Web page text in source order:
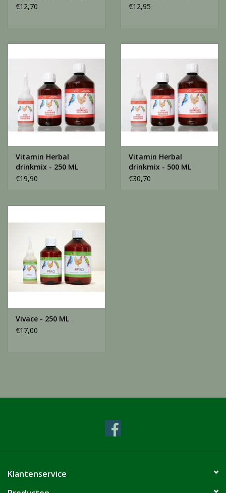
€12,70
€12,95
Vitamin Herbal
drinkmix - 250 ML
€19,90
Vitamin Herbal
drinkmix - 500 ML
€30,70
Vivace - 250 ML
€17,00
Klantenservice